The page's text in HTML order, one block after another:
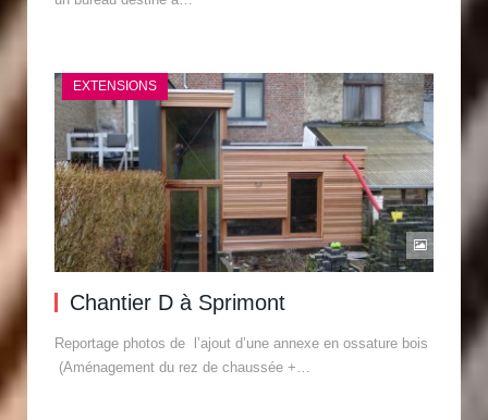
EXTENSIONS
Chantier D à Sprimont
Reportage photos de l’ajout d’une annexe en ossature bois
(Aménagement du rez de chaussée +…